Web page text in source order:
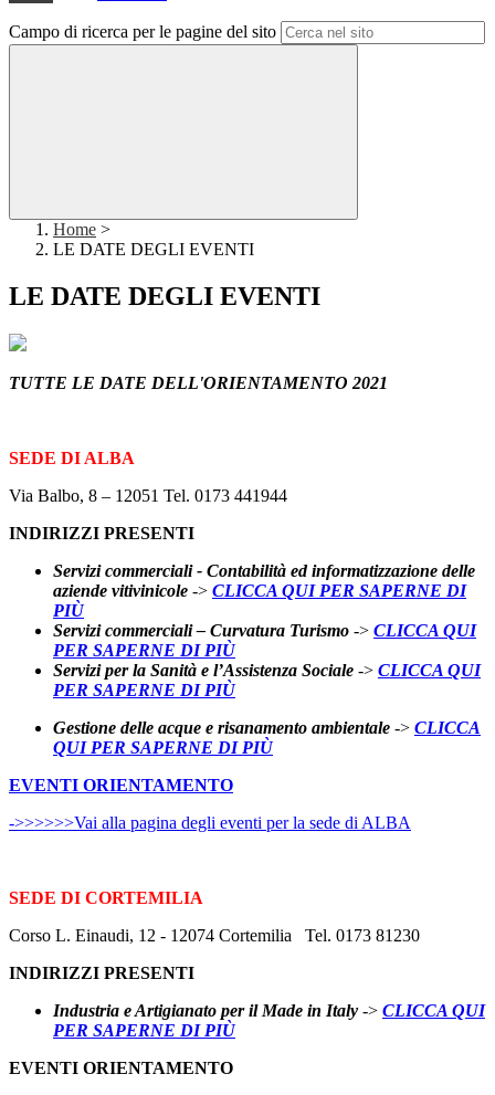
Campo di ricerca per le pagine del sito
Home >
LE DATE DEGLI EVENTI
LE DATE DEGLI EVENTI
TUTTE LE DATE DELL'ORIENTAMENTO 2021
SEDE DI ALBA
Via Balbo, 8 – 12051 Tel. 0173 441944
INDIRIZZI PRESENTI
Servizi commerciali - Contabilità ed informatizzazione delle
aziende vitivinicole -> CLICCA QUI PER SAPERNE DI
PIÙ
Servizi commerciali – Curvatura Turismo -> CLICCA QUI
PER SAPERNE DI PIÙ
Servizi per la Sanità e l’Assistenza Sociale -> CLICCA QUI
PER SAPERNE DI PIÙ
Gestione delle acque e risanamento ambientale -> CLICCA
QUI PER SAPERNE DI PIÙ
EVENTI ORIENTAMENTO
->>>>>>Vai alla pagina degli eventi per la sede di ALBA
SEDE DI CORTEMILIA
Corso L. Einaudi, 12 - 12074 Cortemilia Tel. 0173 81230
INDIRIZZI PRESENTI
Industria e Artigianato per il Made in Italy -> CLICCA QUI
PER SAPERNE DI PIÙ
EVENTI ORIENTAMENTO